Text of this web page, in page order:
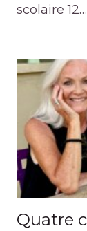
scolaire 12…
Quatre